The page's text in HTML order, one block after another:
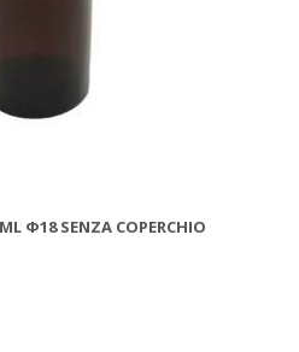
Φ18 SENZA COPERCHIO